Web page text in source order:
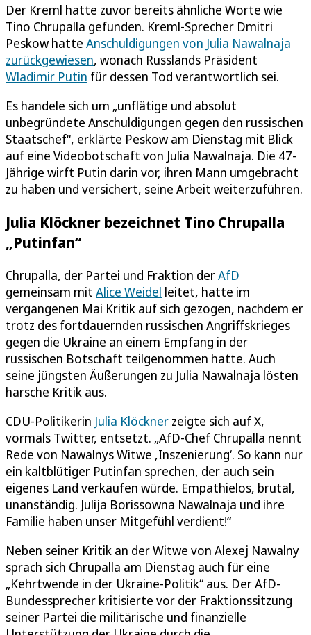
Der Kreml hatte zuvor bereits ähnliche Worte wie
Tino Chrupalla gefunden. Kreml-Sprecher Dmitri
Peskow hatte Anschuldigungen von Julia Nawalnaja
zurückgewiesen, wonach Russlands Präsident
Wladimir Putin für dessen Tod verantwortlich sei.
Es handele sich um „unflätige und absolut
unbegründete Anschuldigungen gegen den russischen
Staatschef“, erklärte Peskow am Dienstag mit Blick
auf eine Videobotschaft von Julia Nawalnaja. Die 47-
Jährige wirft Putin darin vor, ihren Mann umgebracht
zu haben und versichert, seine Arbeit weiterzuführen.
Julia Klöckner bezeichnet Tino Chrupalla
„Putinfan“
Chrupalla, der Partei und Fraktion derAfD
gemeinsam mit Alice Weidel leitet, hatte im
vergangenen Mai Kritik auf sich gezogen, nachdem er
trotz des fortdauernden russischen Angriffskrieges
gegen die Ukraine an einem Empfang in der
russischen Botschaft teilgenommen hatte. Auch
seine jüngsten Äußerungen zu Julia Nawalnaja lösten
harsche Kritik aus.
CDU-Politikerin Julia Klöckner zeigte sich auf X,
vormals Twitter, entsetzt. „AfD-Chef Chrupalla nennt
Rede von Nawalnys Witwe ‚Inszenierung‘. So kann nur
ein kaltblütiger Putinfan sprechen, der auch sein
eigenes Land verkaufen würde. Empathielos, brutal,
unanständig. Julija Borissowna Nawalnaja und ihre
Familie haben unser Mitgefühl verdient!“
Neben seiner Kritik an der Witwe von Alexej Nawalny
sprach sich Chrupalla am Dienstag auch für eine
„Kehrtwende in der Ukraine-Politik“ aus. Der AfD-
Bundessprecher kritisierte vor der Fraktionssitzung
seiner Partei die militärische und finanzielle